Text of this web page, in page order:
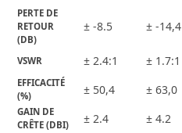
PERTE DE
RETOUR
(DB)
± -8.5 ± -14,4
VSWR ± 2.4:1 ± 1.7:1
EFFICACITÉ
(%)
± 50,4 ± 63,0
GAIN DE
CRÊTE (DBI)
± 2.4 ± 4.2